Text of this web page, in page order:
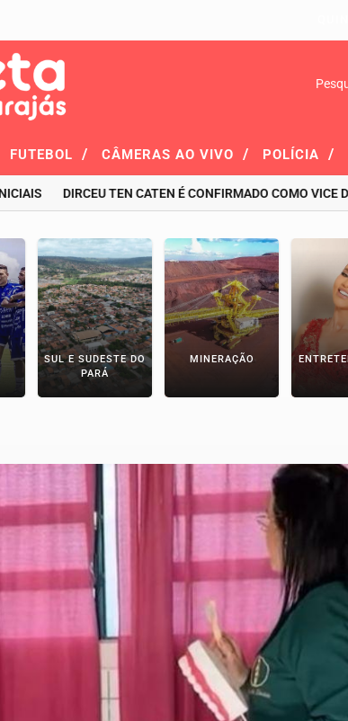
FUTEBOL / CÂMERAS AO VIVO / POLÍCIA /
DIRCEU TEN CATEN É CONFIRMADO COMO VICE DE
SUL E SUDESTE DO
PARÁ
MINERAÇÃO